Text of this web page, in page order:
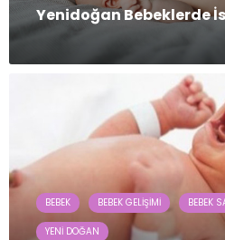
Yenidoğan Bebeklerde
BEBEK BEBEK GELIŞIMI BEBEK
YENI DOĞAN